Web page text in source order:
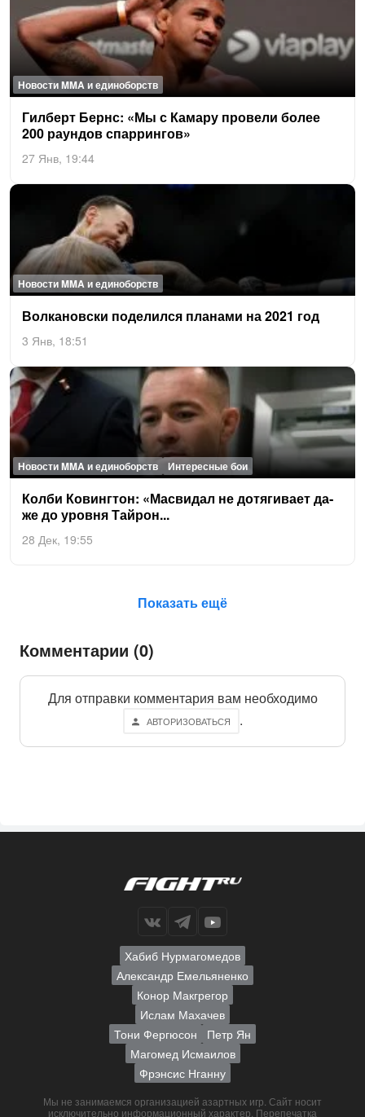
Новости MMA и единоборств
Гил­берт Бернс: «Мы с Ка­мару про­вели бо­лее
200 ра­ун­дов спар­рингов»
27 Янв, 19:44
Новости MMA и единоборств
Вол­ка­новс­ки по­делил­ся пла­нами на 2021 год
3 Янв, 18:51
Новости MMA и единоборств Интересные бои
Кол­би Ко­винг­тон: «Мас­ви­дал не до­тяги­ва­ет да­
же до уров­ня Тай­рон...
28 Дек, 19:55
Показать ещё
Комментарии (0)
Для отправки комментария вам необходимо
АВТОРИЗОВАТЬСЯ .
Хабиб Нурмагомедов
Александр Емельяненко
Конор Макгрегор
Ислам Махачев
Тони Фергюсон
Петр Ян
Магомед Исмаилов
Фрэнсис Нганну
Мы не занимаемся организацией азартных игр. Сайт носит
исключительно информационный характер. Перепечатка